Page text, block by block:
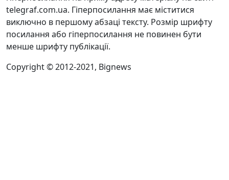
telegraf.com.ua. Гіперпосилання має міститися
виключно в першому абзаці тексту. Розмір шрифту
посилання або гіперпосилання не повинен бути
менше шрифту публікації.
Copyright © 2012-2021, Bignews